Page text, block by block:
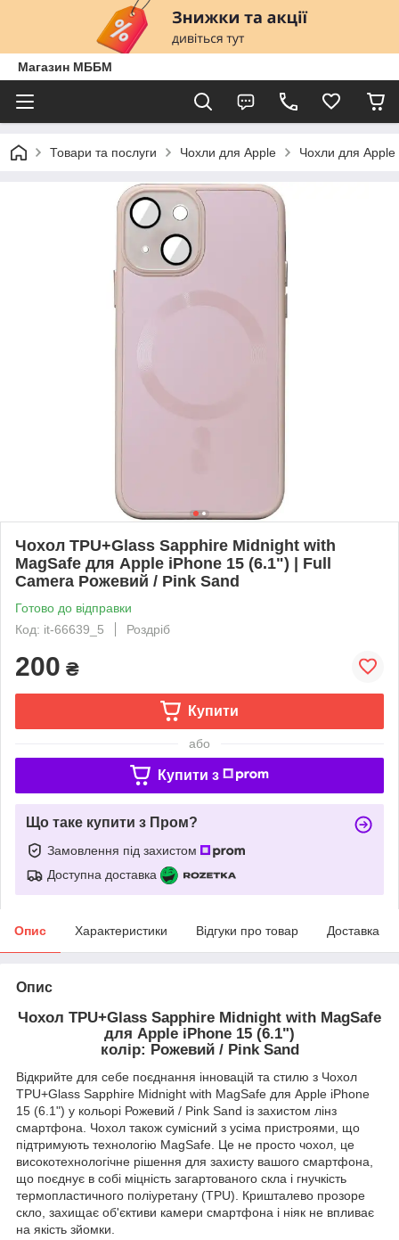
Магазин МББМ
Товари та послуги Чохли для Apple Чохли для Apple
Чохол TPU+Glass Sapphire Midnight with
MagSafe для Apple iPhone 15 (6.1") | Full
Camera Рожевий / Pink Sand
Готово до відправки
Код: it-66639_5
Роздріб
200 ₴
Купити
або
Купити з
Що таке купити з Пром?
Замовлення під захистом
Доступна доставка
Опис Характеристики Відгуки про товар Доставка
Опис
Чохол TPU+Glass Sapphire Midnight with MagSafe
для Apple iPhone 15 (6.1")
колір: Рожевий / Pink Sand
Відкрийте для себе поєднання інновацій та стилю з Чохол
TPU+Glass Sapphire Midnight with MagSafe для Apple iPhone
15 (6.1") у кольорі Рожевий / Pink Sand із захистом лінз
смартфона. Чохол також сумісний з усіма пристроями, що
підтримують технологію MagSafe. Це не просто чохол, це
високотехнологічне рішення для захисту вашого смартфона,
що поєднує в собі міцність загартованого скла і гнучкість
термопластичного поліуретану (TPU). Кришталево прозоре
скло, захищає об'єктиви камери смартфона і ніяк не впливає
на якість зйомки.